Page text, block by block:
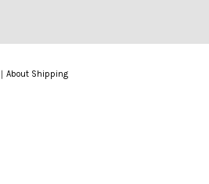
About Shipping